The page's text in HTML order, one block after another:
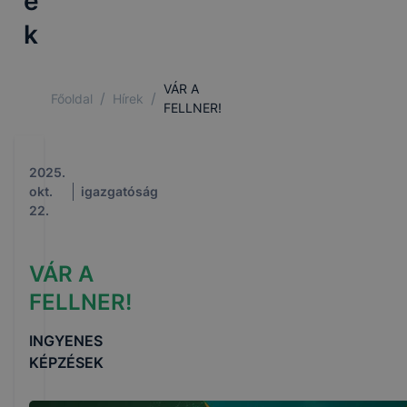
k
Főoldal / Hírek /
VÁR A
FELLNER!
2025.
okt.
22.
igazgatóság
VÁR A
FELLNER!
INGYENES
KÉPZÉSEK